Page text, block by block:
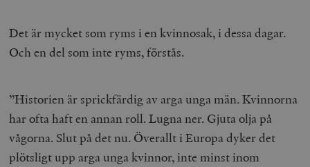
Det är mycket som ryms i en kvinnosak, i dessa dagar.
Och en del som inte ryms, förstås.
”Historien är sprickfärdig av arga unga män. Kvinnorna
har ofta haft en annan roll. Lugna ner. Gjuta olja på
vågorna. Slut på det nu. Överallt i Europa dyker det
plötsligt upp arga unga kvinnor, inte minst inom